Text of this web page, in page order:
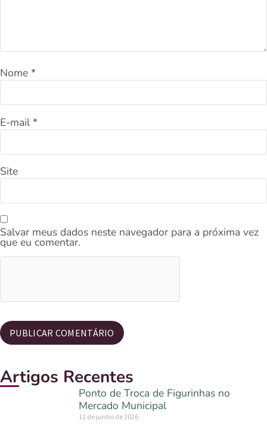
Nome *
E-mail *
Site
Salvar meus dados neste navegador para a próxima vez
que eu comentar.
Artigos Recentes
Ponto de Troca de Figurinhas no
Mercado Municipal
11 de junho de 2026